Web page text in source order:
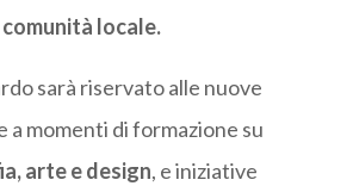
locale.
sarà riservato alle nuove
a momenti di formazione su
arte e design, e iniziative